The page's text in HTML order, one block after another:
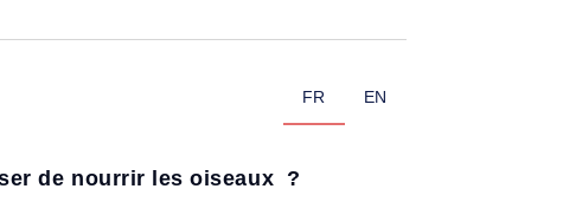
FR EN
de nourrir les oiseaux ?